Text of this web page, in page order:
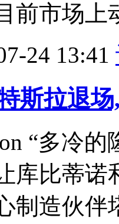
前市场
24 13:41
斯拉退
“多冷
库比蒂
制造伙伴